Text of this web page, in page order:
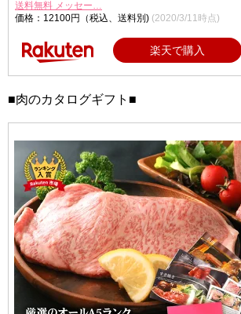
送料無料 メッセー…
価格：12100円（税込、送料別) (2020/3/11時点)
楽天で購入
■肉のカタログギフト■